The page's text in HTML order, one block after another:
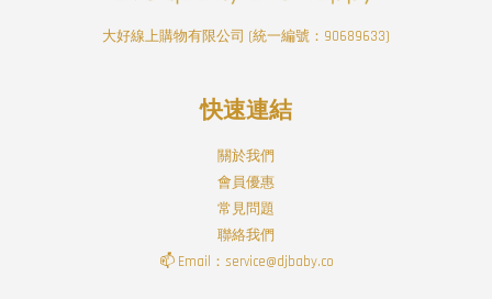
大好線上購物有限公司 (統一編號：90689633)
快速連結
關於我們
會員優惠
常見問題
聯絡我們
📫 Email：service@djbaby.co